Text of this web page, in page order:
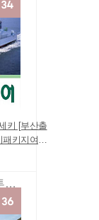
키 [부산출
패키지여행
치긴급모
행추천지
모두투어땡처리여행